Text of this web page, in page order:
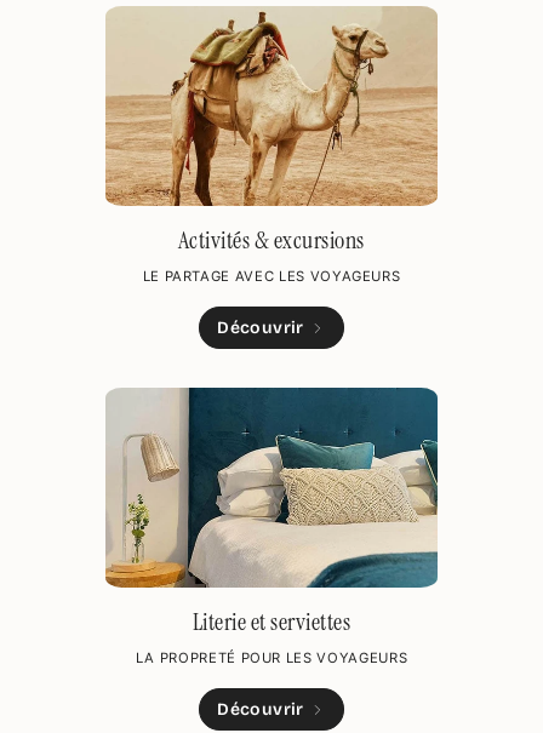
Activités & excursions
LE PARTAGE AVEC LES VOYAGEURS
Découvrir
Literie et serviettes
LA PROPRETÉ POUR LES VOYAGEURS
Découvrir